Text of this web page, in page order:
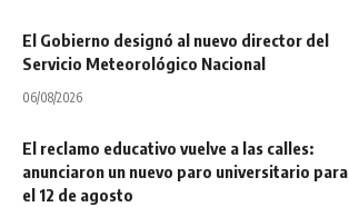
El Gobierno designó al nuevo director del
Servicio Meteorológico Nacional
06/08/2026
El reclamo educativo vuelve a las calles:
anunciaron un nuevo paro universitario para
el 12 de agosto